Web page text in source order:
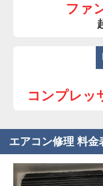
ファ
コンプレッ
エアコン修理 料金